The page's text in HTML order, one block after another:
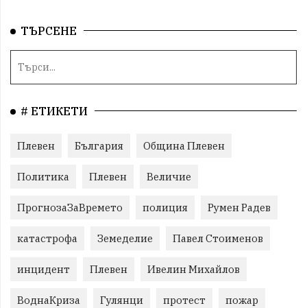
ТЪРСЕНЕ
# ЕТИКЕТИ
Плевен България Община Плевен
Политика Плевен Величие
ПрогнозаЗаВремето полиция Румен Радев
катастрофа Земеделие Павел Стоименов
инцидент Плевен Ивелин Михайлов
ВоднаКриза Гулянци протест пожар